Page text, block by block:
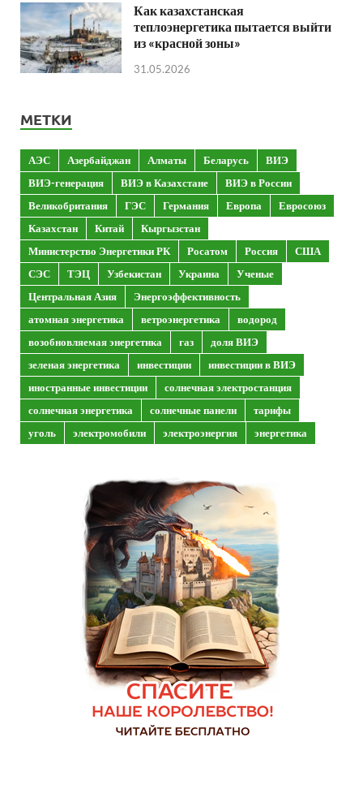
Как казахстанская
теплоэнергетика пытается выйти
из «красной зоны»
31.05.2026
МЕТКИ
АЭС Азербайджан Алматы Беларусь
ВИЭ
ВИЭ-генерация
ВИЭ в Казахстане
ВИЭ в России
Великобритания
ГЭС Германия Европа
Евросоюз
Казахстан
Китай
Кыргызстан
Министерство Энергетики РК
Росатом Россия
США
СЭС
ТЭЦ Узбекистан Украина
Ученые
Центральная Азия
Энергоэффективность
атомная энергетика
ветроэнергетика
водород
возобновляемая энергетика
газ
доля ВИЭ
зеленая энергетика
инвестиции
инвестиции в ВИЭ
иностранные инвестиции
солнечная электростанция
солнечная энергетика
солнечные панели
тарифы
уголь
электромобили электроэнергия энергетика